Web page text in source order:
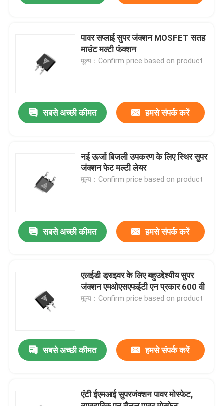
घर
हमारे बारे में
गुणवत्ता नियंत्रण
समाचार
एक उद्धरण का अनुरोध करें
सिलिकॉन कार्बाइड MOSFET
पावर सप्लाई सुपर जंक्शन MOSFET सतह
माउंट मल्टी फंक्शन
मूल्य：Confirm price based on product
सबसे अच्छी कीमत हमसे संपर्क करें
नई ऊर्जा बिजली उपकरण के लिए स्थिर सुपर
जंक्शन फेट मल्टी लेयर
मूल्य：Confirm price based on product
सबसे अच्छी कीमत हमसे संपर्क करें
एलईडी ड्राइवर के लिए बहुउद्देश्यीय सुपर
जंक्शन एमओएसएफईटी एन प्रकार 600 वी
मूल्य：Confirm price based on product
सबसे अच्छी कीमत हमसे संपर्क करें
एंटी ईएमआई सुपरजंक्शन पावर मोस्फेट,